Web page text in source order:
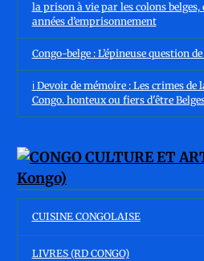
la prison à vie par les colons
années d’emprisonnement
Congo-belge : L’épineuse question de
ℹ️ Devoir de mémoire : Les crimes de
Congo. honteux ou fiers d'être
CUISINE CONGOLAISE
LIVRES (RD CONGO)